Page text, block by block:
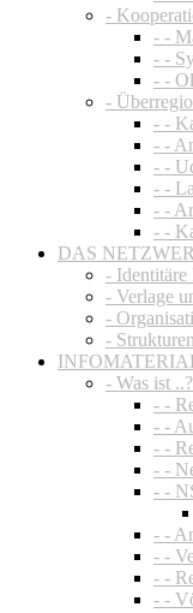
-
- -
- -
- -
-
- -
- -
- -
- -
- -
- -
DAS
- Identitäre
- Verlage
-
- Strukturen
- Was ist ..?
- -
- -
- -
- -
- -
- -
- -
- -
- -